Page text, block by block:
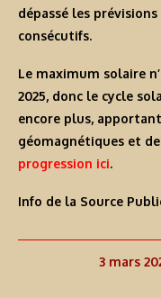
dépassé les
consécutifs.
Le maximum solaire
2025, donc le cycle
encore plus,
géomagnétiques et
progression ici.
Info de la Source
3 mars